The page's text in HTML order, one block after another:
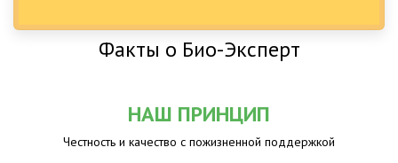
Факты о Био-Эксперт
НАШ ПРИНЦИП
Честность и качество с пожизненной поддержкой